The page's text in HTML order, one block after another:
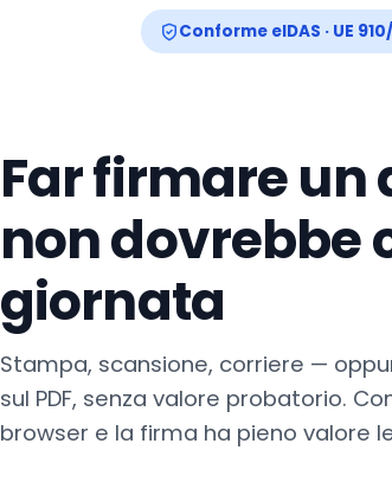
Conforme eIDAS · UE
Far firmare
non dovrebbe
giornata
Stampa, scansione, corriere —
sul PDF, senza valore probatorio.
browser e la firma ha pieno valore